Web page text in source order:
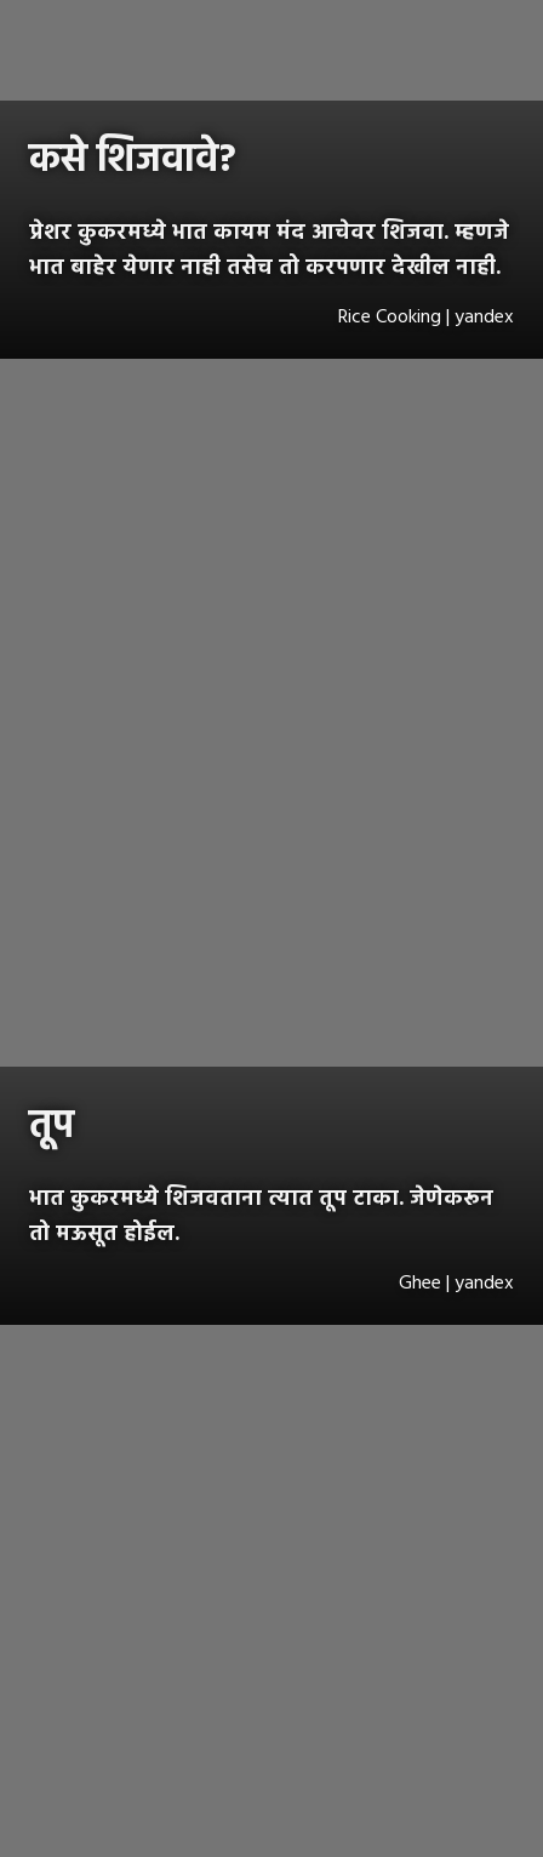
कसे शिजवावे?
प्रेशर कुकरमध्ये भात कायम मंद आचेवर शिजवा. म्हणजे
भात बाहेर येणार नाही तसेच तो करपणार देखील नाही.
Rice Cooking | yandex
तूप
भात कुकरमध्ये शिजवताना त्यात तूप टाका. जेणेकरून
तो मऊसूत होईल.
Ghee | yandex